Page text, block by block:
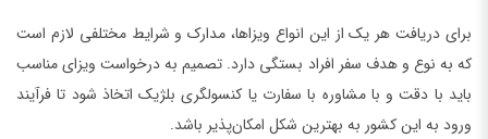
برای دریافت هر یک از این انواع ویزاها، مدارک و شرایط مختلفی لازم است
که به نوع و هدف سفر افراد بستگی دارد. تصمیم به درخواست ویزای مناسب
باید با دقت و با مشاوره با سفارت یا کنسولگری بلژیک اتخاذ شود تا فرآیند
ورود به این کشور به بهترین شکل امکان‌پذیر باشد.